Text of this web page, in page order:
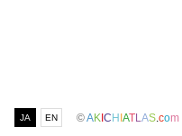
JA EN ©AK C H ATLAS.com